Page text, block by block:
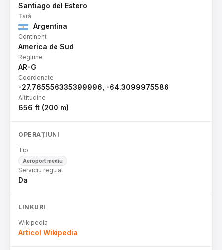
Santiago del Estero
Țară
Argentina
Continent
America de Sud
Regiune
AR-G
Coordonate
-27.765556335399996, -64.3099975586
Altitudine
656 ft (200 m)
OPERAȚIUNI
Tip
Aeroport mediu
Serviciu regulat
Da
LINKURI
Wikipedia
Articol Wikipedia